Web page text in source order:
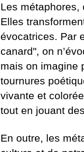
Les métaphores,
Elles
évocatrices. Par
canard", on
mais on imagine
tournures
vivante et
tout en jouant
En outre, les